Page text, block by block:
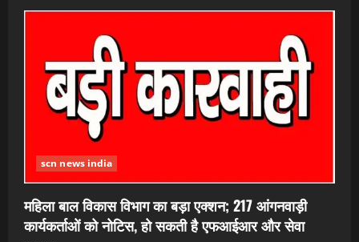
scn news india
महिला बाल विकास विभाग का बड़ा एक्शन; 217 आंगनवाड़ी
कार्यकर्ताओं को नोटिस, हो सकती है एफआईआर और सेवा